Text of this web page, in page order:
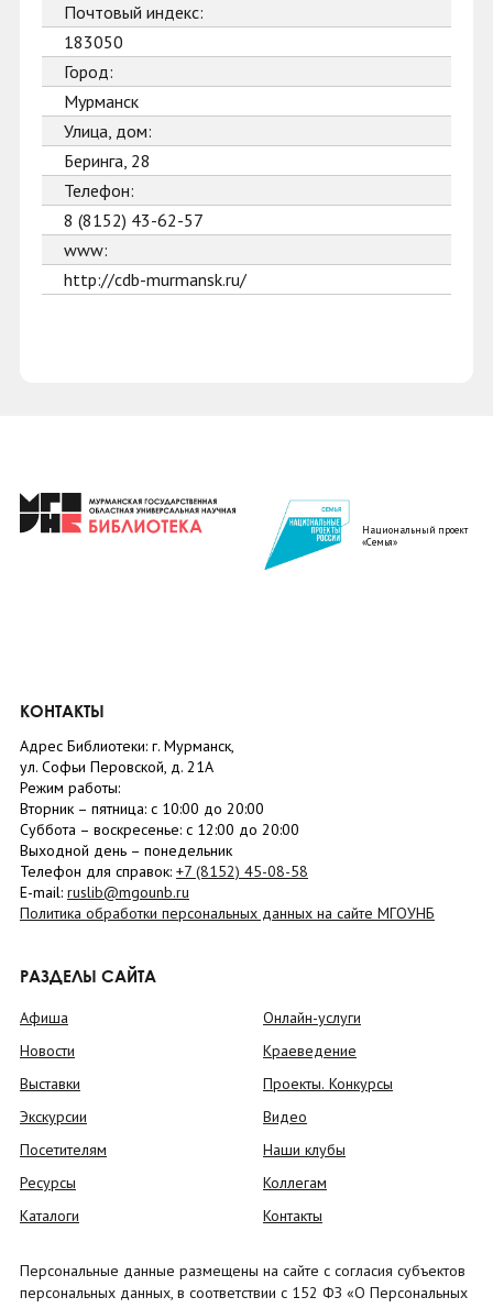
Почтовый индекс:
183050
Город:
Мурманск
Улица, дом:
Беринга, 28
Телефон:
8 (8152) 43-62-57
www:
http://cdb-murmansk.ru/
Национальный проект
«Семья»
КОНТАКТЫ
Адрес Библиотеки: г. Мурманск,
ул. Софьи Перовской, д. 21А
Режим работы:
Вторник – пятница: с 10:00 до 20:00
Суббота – воскресенье: c 12:00 до 20:00
Выходной день – понедельник
Телефон для справок: +7 (8152) 45-08-58
E-mail: ruslib@mgounb.ru
Политика обработки персональных данных на сайте МГОУНБ
РАЗДЕЛЫ САЙТА
Афиша
Новости
Выставки
Экскурсии
Посетителям
Ресурсы
Каталоги
Онлайн-услуги
Краеведение
Проекты. Конкурсы
Видео
Наши клубы
Коллегам
Контакты
Персональные данные размещены на сайте с согласия субъектов
персональных данных, в соответствии с 152 ФЗ «О Персональных